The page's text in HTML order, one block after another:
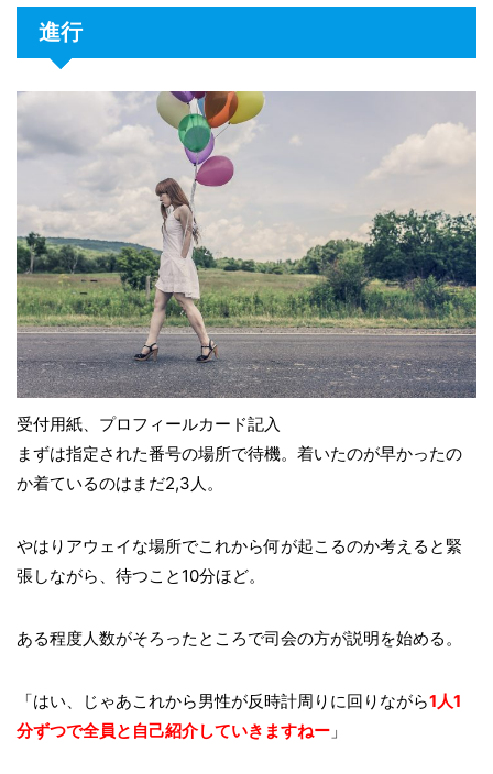
進行
受付用紙、プロフィールカード記入
まずは指定された番号の場所で待機。着いたのが早かったの
か着ているのはまだ2,3人。
やはりアウェイな場所でこれから何が起こるのか考えると緊
張しながら、待つこと10分ほど。
ある程度人数がそろったところで司会の方が説明を始める。
「はい、じゃあこれから男性が反時計周りに回りながら1人1
分ずつで全員と自己紹介していきますねー 」